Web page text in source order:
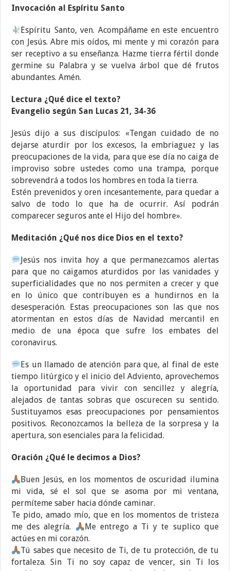
Invocación al Espíritu Santo
Espíritu Santo, ven. Acompáñame en este encuentro
con Jesús. Abre mis oídos, mi mente y mi corazón para
ser receptivo a su enseñanza. Hazme tierra fértil donde
germine su Palabra y se vuelva árbol que dé frutos
abundantes. Amén.
Lectura ¿Qué dice el texto?
Evangelio según San Lucas 21, 34-36
Jesús dijo a sus discípulos: «Tengan cuidado de no
dejarse aturdir por los excesos, la embriaguez y las
preocupaciones de la vida, para que ese día no caiga de
improviso sobre ustedes como una trampa, porque
sobrevendrá a todos los hombres en toda la tierra.
Estén prevenidos y oren incesantemente, para quedar a
salvo de todo lo que ha de ocurrir. Así podrán
comparecer seguros ante el Hijo del hombre».
Meditación ¿Qué nos dice Dios en el texto?
Jesús nos invita hoy a que permanezcamos alertas
para que no caigamos aturdidos por las vanidades y
superficialidades que no nos permiten a crecer y que
en lo único que contribuyen es a hundirnos en la
desesperación. Estas preocupaciones son las que nos
atormentan en estos días de Navidad mercantil en
medio de una época que sufre los embates del
coronavirus.
Es un llamado de atención para que, al final de este
tiempo litúrgico y el inicio del Adviento, aprovechemos
la oportunidad para vivir con sencillez y alegría,
alejados de tantas sobras que oscurecen su sentido.
Sustituyamos esas preocupaciones por pensamientos
positivos. Reconozcamos la belleza de la sorpresa y la
apertura, son esenciales para la felicidad.
Oración ¿Qué le decimos a Dios?
Buen Jesús, en los momentos de oscuridad ilumina
mi vida, sé el sol que se asoma por mi ventana,
permíteme saber hacia dónde caminar.
Te pido, amado mío, que en los momentos de tristeza
me des alegría.
Me entrego a Ti y te suplico que
actúes en mi corazón.
Tú sabes que necesito de Ti, de tu protección, de tu
fortaleza. Sin Ti no soy capaz de vencer, sin Ti los